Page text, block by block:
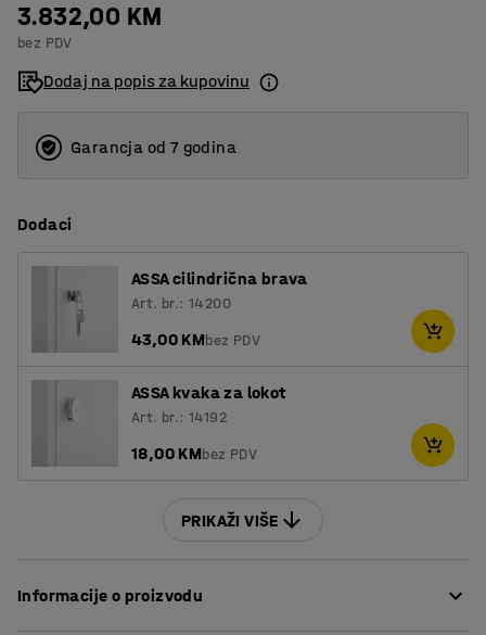
8
12
16
3.832,00 KM
bez PDV
Dodaj na popis za kupovinu
Garancja od 7 godina
Dodaci
ASSA cilindrična brava
Art. br.: 14200
43,00 KMbez PDV
ASSA kvaka za lokot
Art. br.: 14192
18,00 KMbez PDV
PRIKAŽI VIŠE
Informacije o proizvodu